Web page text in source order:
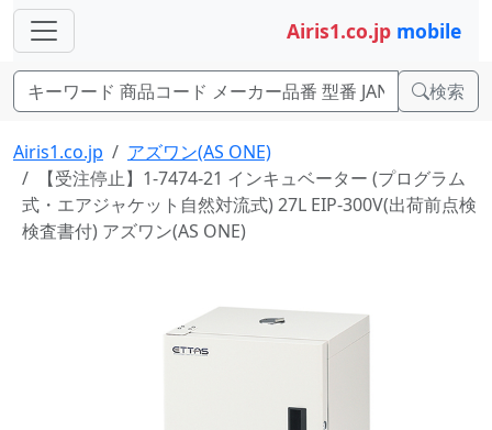
Airis1.co.jp mobile
検索
Airis1.co.jp
アズワン(AS ONE)
【受注停止】1-7474-21 インキュベーター (プログラム
式・エアジャケット自然対流式) 27L EIP-300V(出荷前点検
検査書付) アズワン(AS ONE)